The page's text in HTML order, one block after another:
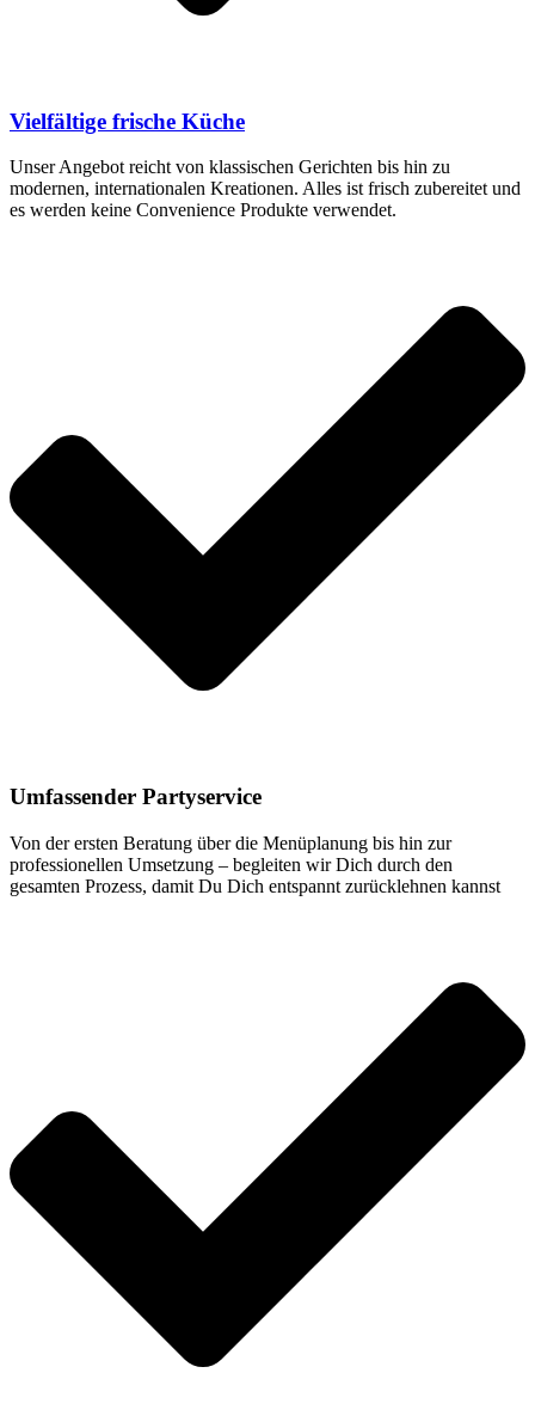
Vielfältige frische Küche
Unser Angebot reicht von klassischen Gerichten bis hin zu
modernen, internationalen Kreationen. Alles ist frisch zubereitet und
es werden keine Convenience Produkte verwendet.
Umfassender Partyservice
Von der ersten Beratung über die Menüplanung bis hin zur
professionellen Umsetzung – begleiten wir Dich durch den
gesamten Prozess, damit Du Dich entspannt zurücklehnen kannst